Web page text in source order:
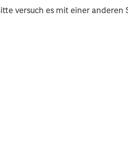
versuch es mit einer anderen